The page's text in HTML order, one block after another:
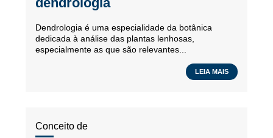
Dendrologia é uma especialidade da botânica
dedicada à análise das plantas lenhosas,
especialmente as que são relevantes...
LEIA MAIS
Conceito de